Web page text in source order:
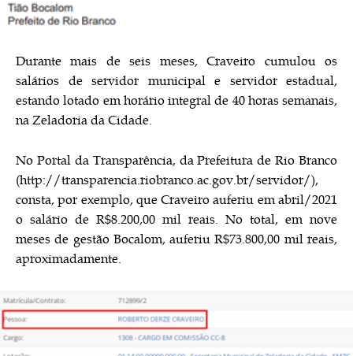
Durante mais de seis meses, Craveiro cumulou os
salários de servidor municipal e servidor estadual,
estando lotado em horário integral de 40 horas semanais,
na Zeladoria da Cidade.
No Portal da Transparência, da Prefeitura de Rio Branco
(http://transparencia.riobranco.ac.gov.br/servidor/),
consta, por exemplo, que Craveiro auferiu em abril/2021
o salário de R$8.200,00 mil reais. No total, em nove
meses de gestão Bocalom, auferiu R$73.800,00 mil reais,
aproximadamente.